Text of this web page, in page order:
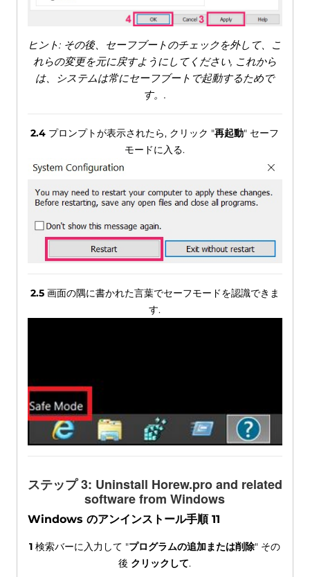
ヒント: その後、セーフブートのチェックを外して、こ
れらの変更を元に戻すようにしてください, これから
は、システムは常にセーフブートで起動するためで
す。.
2.4 プロンプトが表示されたら, クリック "再起動" セーフ
モードに入る.
2.5画面の隅に書かれた言葉でセーフモードを認識できま
す.
ステップ 3: Uninstall Horew.pro and related
software from Windows
Windows のアンインストール手順 11
1 検索バーに入力して "プログラムの追加または削除" その
後 クリックして.